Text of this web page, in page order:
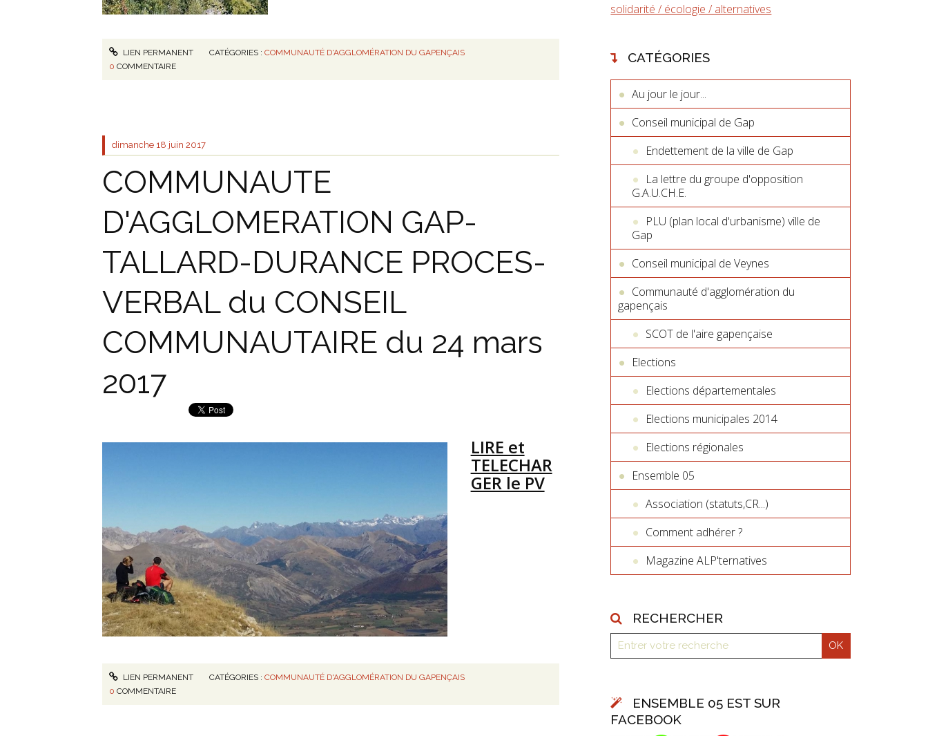
LIEN PERMANENT CATÉGORIES :COMMUNAUTÉ D'AGGLOMÉRATION DU GAPENÇAIS
0 COMMENTAIRE
dimanche 18 juin 2017
COMMUNAUTE
D'AGGLOMERATION GAP-
TALLARD-DURANCE PROCES-
VERBAL du CONSEIL
COMMUNAUTAIRE du 24 mars
2017
LIRE et
TELECHAR
GER le PV
LIEN PERMANENT CATÉGORIES :COMMUNAUTÉ D'AGGLOMÉRATION DU GAPENÇAIS
0 COMMENTAIRE
solidarité / écologie / alternatives
CATÉGORIES
Au jour le jour...
Conseil municipal de Gap
Endettement de la ville de Gap
La lettre du groupe d'opposition
G.A.U.CH.E.
PLU (plan local d'urbanisme) ville de
Gap
Conseil municipal de Veynes
Communauté d'agglomération du
gapençais
SCOT de l'aire gapençaise
Elections
Elections départementales
Elections municipales 2014
Elections régionales
Ensemble 05
Association (statuts,CR...)
Comment adhérer ?
Magazine ALP'ternatives
RECHERCHER
ENSEMBLE 05 EST SUR
FACEBOOK